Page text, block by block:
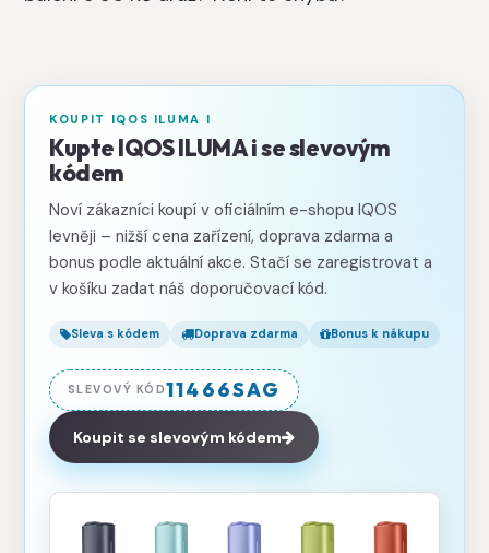
KOUPIT IQOS ILUMA I
Kupte IQOS ILUMA i se slevovým
kódem
Noví zákazníci koupí v oficiálním e-shopu IQOS
levněji – nižší cena zařízení, doprava zdarma a
bonus podle aktuální akce. Stačí se zaregistrovat a
v košíku zadat náš doporučovací kód.
Sleva s kódem Doprava zdarma Bonus k nákupu
SLEVOVÝ KÓD11466SAG
Koupit se slevovým kódem